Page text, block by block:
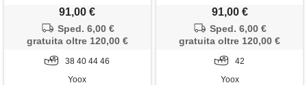
91,00 €
Sped. 6,00 €
gratuita oltre 120,00 €
38 40 44 46
Yoox
91,00 €
Sped. 6,00 €
gratuita oltre 120,00 €
42
Yoox